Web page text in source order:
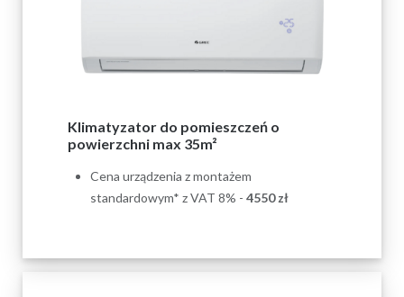
Klimatyzator do pomieszczeń o
powierzchni max 35m²
Cena urządzenia z montażem
standardowym* z VAT 8% - 4550zł